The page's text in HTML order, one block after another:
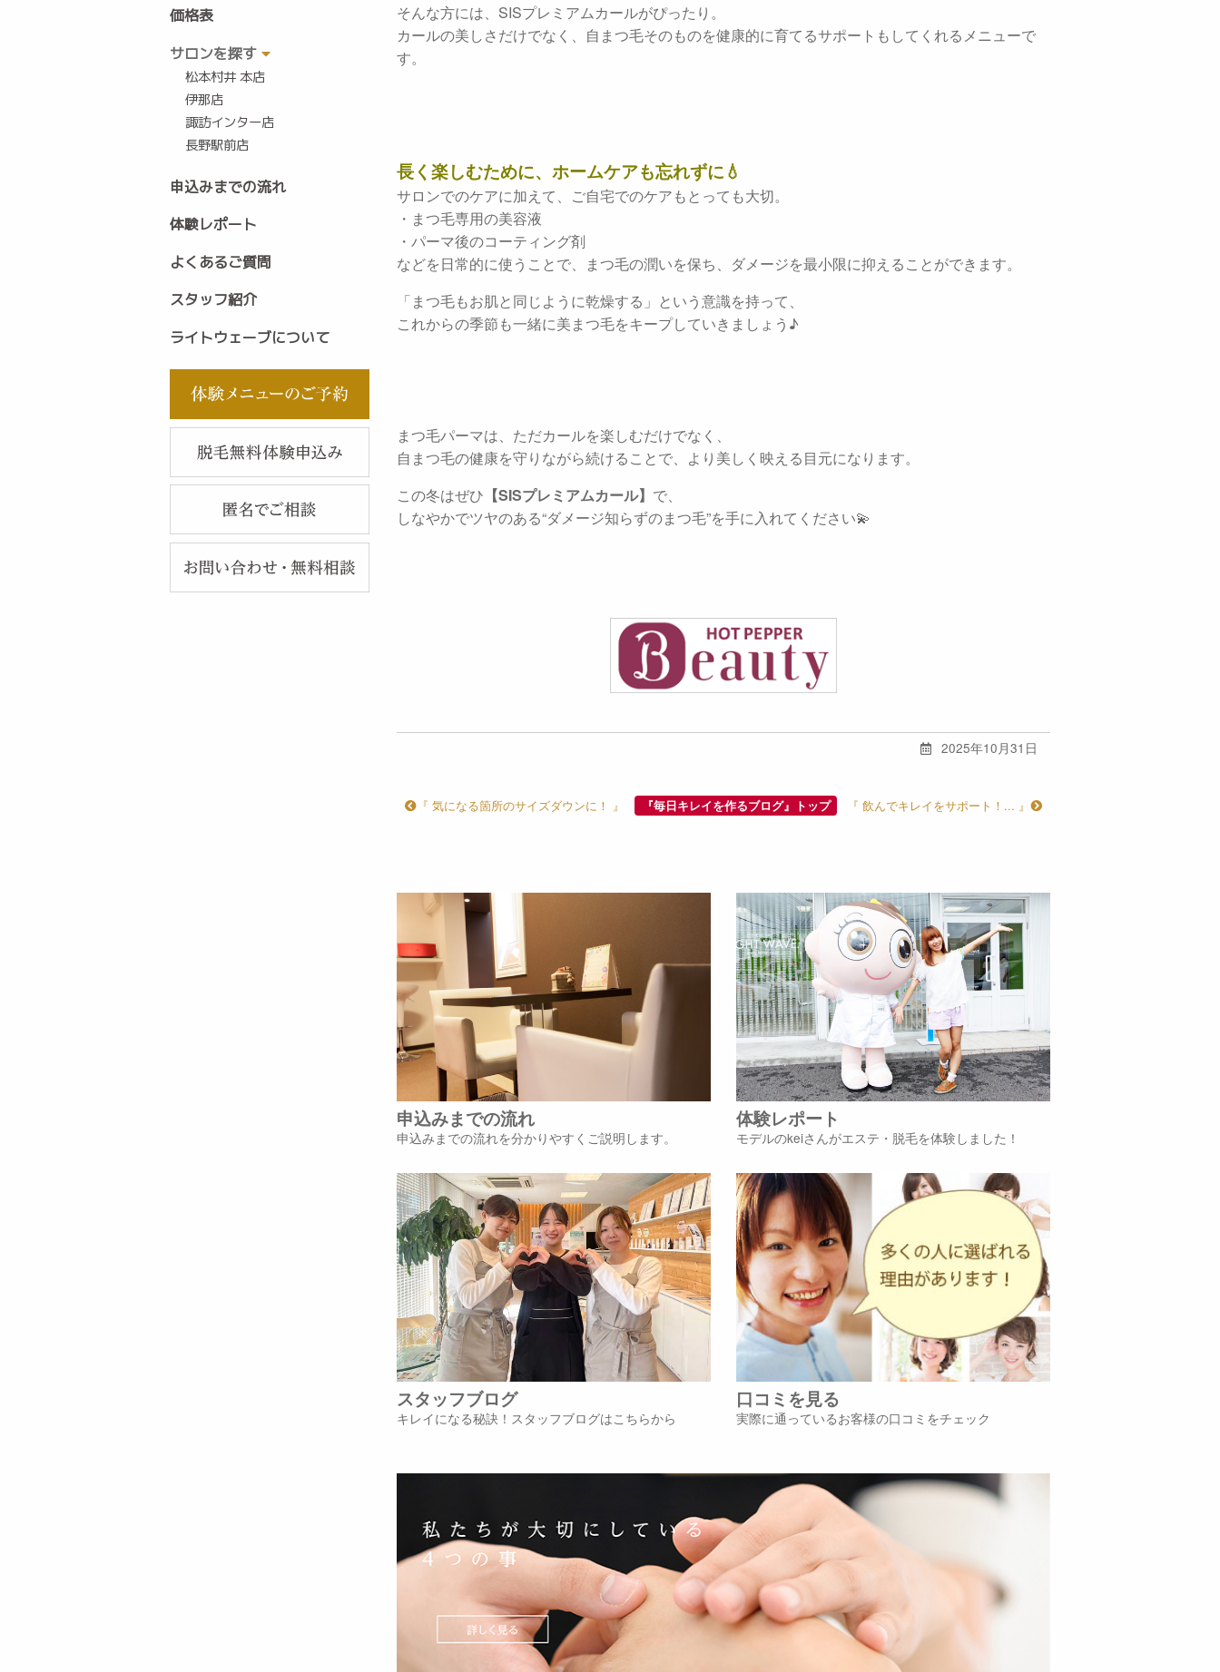
価格表
サロンを探す
松本村井 本店
伊那店
諏訪インター店
長野駅前店
申込みまでの流れ
体験レポート
よくあるご質問
スタッフ紹介
ライトウェーブについて
そんな方には、SISプレミアムカールがぴったり。
カールの美しさだけでなく、自まつ毛そのものを健康的に育てるサポートもしてくれるメニューで
す。
長く楽しむために、ホームケアも忘れずに💧
サロンでのケアに加えて、ご自宅でのケアもとっても大切。
・まつ毛専用の美容液
・パーマ後のコーティング剤
などを日常的に使うことで、まつ毛の潤いを保ち、ダメージを最小限に抑えることができます。
「まつ毛もお肌と同じように乾燥する」という意識を持って、
これからの季節も一緒に美まつ毛をキープしていきましょう♪
まつ毛パーマは、ただカールを楽しむだけでなく、
自まつ毛の健康を守りながら続けることで、より美しく映える目元になります。
この冬はぜひ 【SISプレミアムカール】 で、
しなやかでツヤのある“ダメージ知らずのまつ毛”を手に入れてください💫
2025年10月31日
『 気になる箇所のサイズダウンに！ 』 『毎日キレイを作るブログ』トップ 『 飲んでキレイをサポート！... 』
申込みまでの流れ
申込みまでの流れを分かりやすくご説明します。
体験レポート
モデルのkeiさんがエステ・脱毛を体験しました！
スタッフブログ
キレイになる秘訣！スタッフブログはこちらから
口コミを見る
実際に通っているお客様の口コミをチェック